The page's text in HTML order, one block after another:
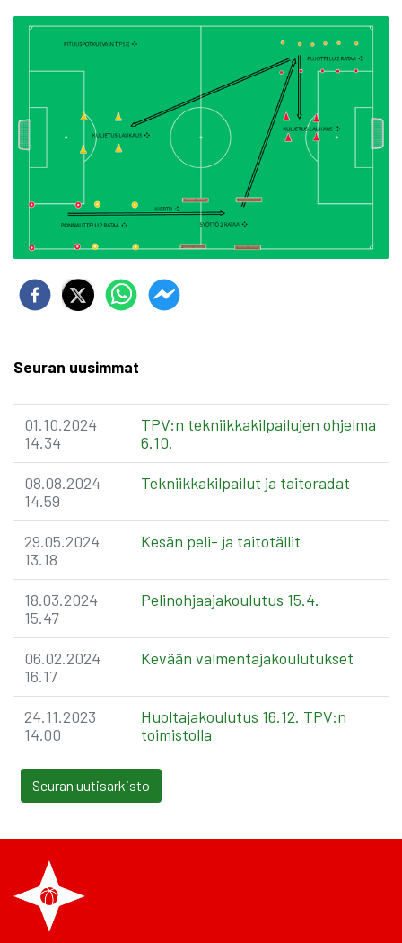
Seuran uusimmat
01.10.2024
14.34
TPV:n tekniikkakilpailujen ohjelma
6.10.
08.08.2024
14.59
Tekniikkakilpailut ja taitoradat
29.05.2024
13.18
Kesän peli- ja taitotällit
18.03.2024
15.47
Pelinohjaajakoulutus 15.4.
06.02.2024
16.17
Kevään valmentajakoulutukset
24.11.2023
14.00
Huoltajakoulutus 16.12. TPV:n
toimistolla
Seuran uutisarkisto